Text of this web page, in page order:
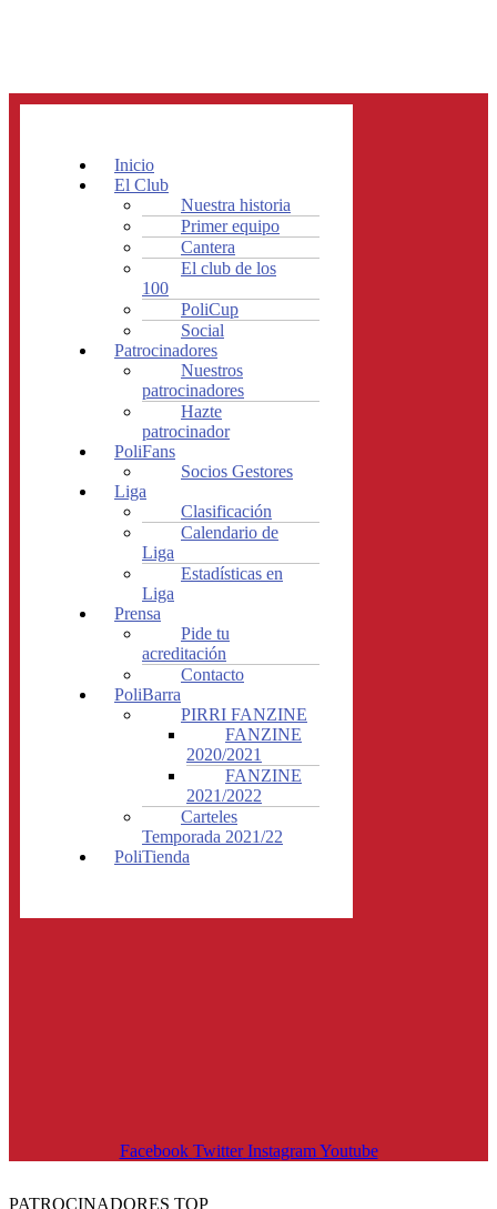
Inicio
El Club
Nuestra historia
Primer equipo
Cantera
El club de los
100
PoliCup
Social
Patrocinadores
Nuestros
patrocinadores
Hazte
patrocinador
PoliFans
Socios Gestores
Liga
Clasificación
Calendario de
Liga
Estadísticas en
Liga
Prensa
Pide tu
acreditación
Contacto
PoliBarra
PIRRI FANZINE
FANZINE
2020/2021
FANZINE
2021/2022
Carteles
Temporada 2021/22
PoliTienda
Facebook Twitter Instagram Youtube
PATROCINADORES TOP